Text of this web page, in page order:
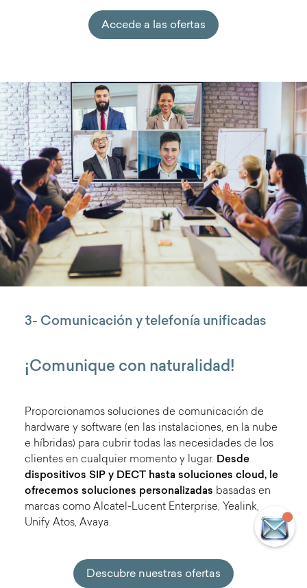
Accede a las ofertas
3- Comunicación y telefonía unificadas
¡Comunique con naturalidad!
Proporcionamos soluciones de comunicación de
hardware y software (en las instalaciones, en la nube
e híbridas) para cubrir todas las necesidades de los
clientes en cualquier momento y lugar. Desde
dispositivos SIP y DECT hasta soluciones cloud, le
ofrecemos soluciones personalizadas basadas en
marcas como Alcatel-Lucent Enterprise, Yealink,
Unify Atos, Avaya.
Descubre nuestras ofertas